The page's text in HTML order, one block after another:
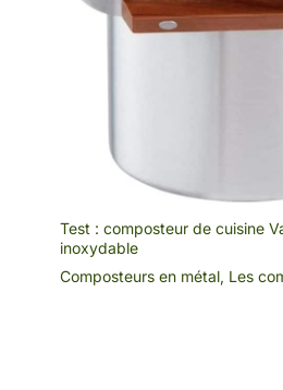
Test : composteur de cuisine
inoxydable
Composteurs en métal, Les